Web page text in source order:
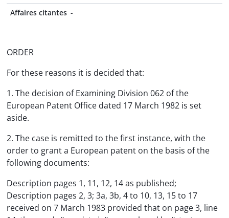
Affaires citantes -
ORDER
For these reasons it is decided that:
1. The decision of Examining Division 062 of the
European Patent Office dated 17 March 1982 is set
aside.
2. The case is remitted to the first instance, with the
order to grant a European patent on the basis of the
following documents:
Description pages 1, 11, 12, 14 as published;
Description pages 2, 3; 3a, 3b, 4 to 10, 13, 15 to 17
received on 7 March 1983 provided that on page 3, line